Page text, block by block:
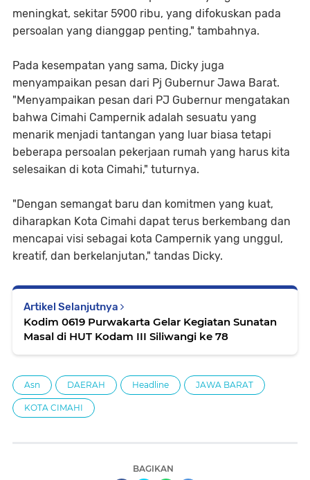
meningkat, sekitar 5900 ribu, yang difokuskan pada
persoalan yang dianggap penting," tambahnya.
Pada kesempatan yang sama, Dicky juga
menyampaikan pesan dari Pj Gubernur Jawa Barat.
"Menyampaikan pesan dari PJ Gubernur mengatakan
bahwa Cimahi Campernik adalah sesuatu yang
menarik menjadi tantangan yang luar biasa tetapi
beberapa persoalan pekerjaan rumah yang harus kita
selesaikan di kota Cimahi," tuturnya.
"Dengan semangat baru dan komitmen yang kuat,
diharapkan Kota Cimahi dapat terus berkembang dan
mencapai visi sebagai kota Campernik yang unggul,
kreatif, dan berkelanjutan," tandas Dicky.
Artikel Selanjutnya
Kodim 0619 Purwakarta Gelar Kegiatan Sunatan
Masal di HUT Kodam III Siliwangi ke 78
Asn DAERAH Headline JAWA BARAT
KOTA CIMAHI
BAGIKAN